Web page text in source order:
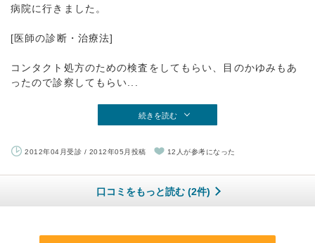
病院に行きました。
[医師の診断・治療法]
コンタクト処方のための検査をしてもらい、目のかゆみもあ
ったので診察してもらい...
続きを読む
2012年04月受診 / 2012年05月投稿 12人が参考になった
口コミをもっと読む (2件)